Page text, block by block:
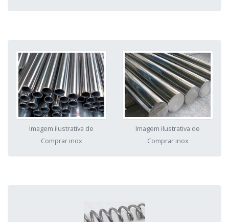
Imagem ilustrativa de
Comprar inox
Imagem ilustrativa de
Comprar inox